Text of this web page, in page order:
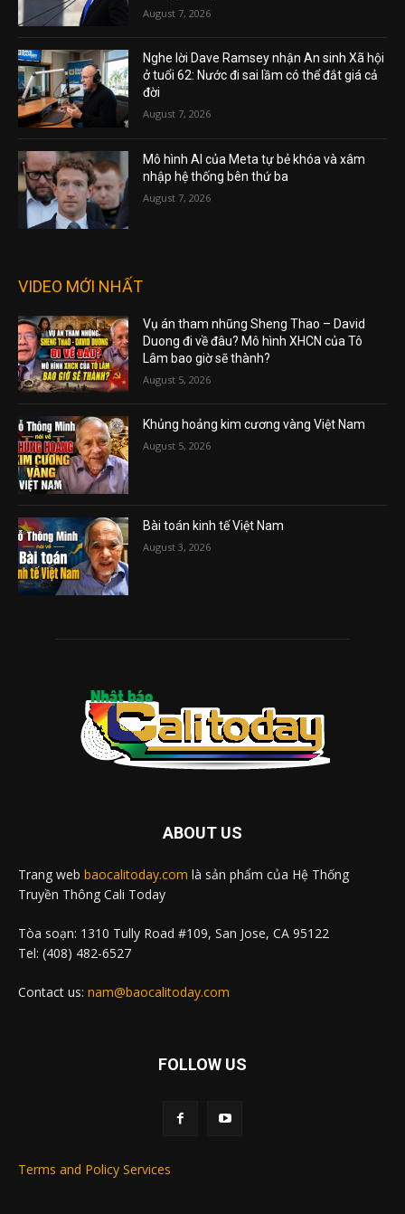
August 7, 2026
Nghe lời Dave Ramsey nhận An sinh Xã hội
ở tuổi 62: Nước đi sai lầm có thể đắt giá cả
đời
August 7, 2026
Mô hình AI của Meta tự bẻ khóa và xâm
nhập hệ thống bên thứ ba
August 7, 2026
VIDEO MỚI NHẤT
Vụ án tham nhũng Sheng Thao – David
Duong đi về đâu? Mô hình XHCN của Tô
Lâm bao giờ sẽ thành?
August 5, 2026
Khủng hoảng kim cương vàng Việt Nam
August 5, 2026
Bài toán kinh tế Việt Nam
August 3, 2026
ABOUT US
Trang web baocalitoday.com là sản phẩm của Hệ Thống
Truyền Thông Cali Today
Tòa soạn: 1310 Tully Road #109, San Jose, CA 95122
Tel: (408) 482-6527
Contact us: nam@baocalitoday.com
FOLLOW US
Terms and Policy Services